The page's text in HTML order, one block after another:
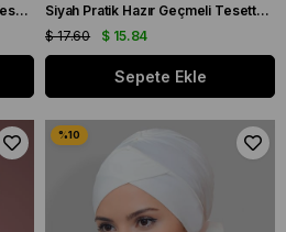
Lacivert Pratik Hazır Geçmeli Tesettür Bone Petekli Büzgülü 1204E_02
Siyah Pratik Hazır Geçmeli Tesettür Bone Sandy Kumaş Desenli Şifon Kemerli 1205D_01
$ 15.84
$ 17.60
Sepete Ekle